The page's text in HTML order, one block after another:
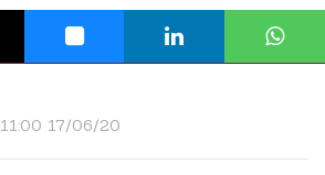
11:00 17/06/20